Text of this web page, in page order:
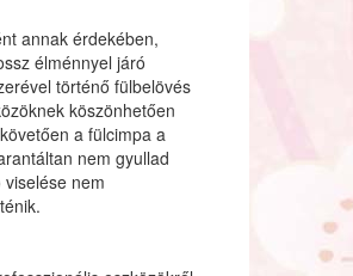
annak érdekében,
élménnyel járó
történő fülbelövés
köszönhetően
a fülcimpa a
nem gyullad
nem